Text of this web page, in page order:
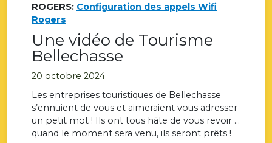
ROGERS: Configuration des appels Wifi
Rogers
Une vidéo de Tourisme
Bellechasse
20 octobre 2024
Les entreprises touristiques de Bellechasse
s’ennuient de vous et aimeraient vous adresser
un petit mot ! Ils ont tous hâte de vous revoir …
quand le moment sera venu, ils seront prêts !